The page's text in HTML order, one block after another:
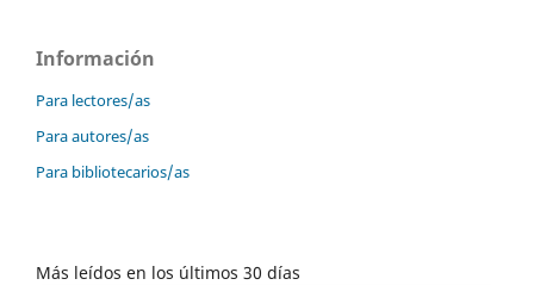
Información
Para lectores/as
Para autores/as
Para bibliotecarios/as
Más leídos en los últimos 30 días